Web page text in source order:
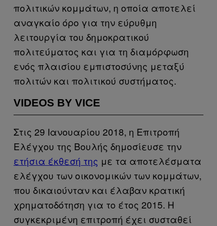
πολιτικών κομμάτων, η οποία αποτελεί
αναγκαίο όρο για την εύρυθμη
λειτουργία του δημοκρατικού
πολιτεύματος και για τη διαμόρφωση
ενός πλαισίου εμπιστοσύνης μεταξύ
πολιτών και πολιτικού συστήματος.
VIDEOS BY VICE
Στις 29 Ιανουαρίου 2018, η Επιτροπή
Ελέγχου της Βουλής δημοσίευσε την
ετήσια έκθεσή της με τα αποτελέσματα
ελέγχου των οικονομικών των κομμάτων,
που δικαιούνταν και έλαβαν κρατική
χρηματοδότηση για το έτος 2015. Η
συγκεκριμένη επιτροπή έχει συσταθεί